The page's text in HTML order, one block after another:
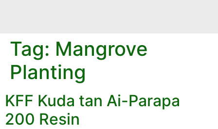
Tag: Mangrove
Planting
KFF Kuda tan Ai-Parapa
200 Resin